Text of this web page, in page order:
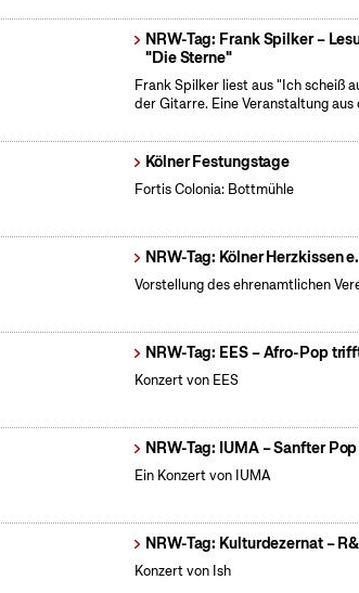
NRW-Tag: Frank Spilker –
"Die Sterne"
Frank Spilker liest aus "Ich scheiß
der Gitarre. Eine Veranstaltung
Kölner Festungstage
Fortis Colonia: Bottmühle
NRW-Tag: Kölner Herzkissen
Vorstellung des ehrenamtlichen
NRW-Tag: EES – Afro-Pop
Konzert von EES
NRW-Tag: IUMA – Sanfter
Ein Konzert von IUMA
NRW-Tag: Kulturdezernat –
Konzert von Ish